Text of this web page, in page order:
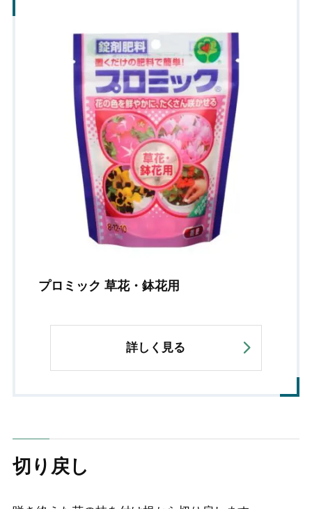
プロミック 草花・鉢花用
詳しく見る
切り戻し